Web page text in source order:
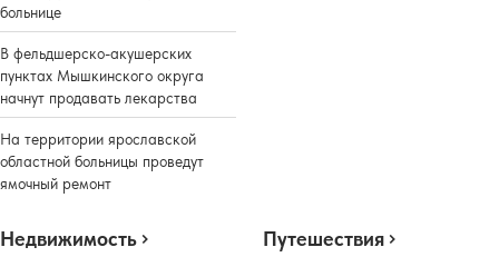
больнице
В фельдшерско-акушерских
пунктах Мышкинского округа
начнут продавать лекарства
На территории ярославской
областной больницы проведут
ямочный ремонт
Недвижимость Путешествия